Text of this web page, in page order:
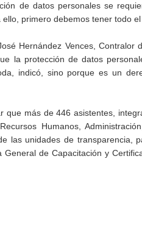
de datos personales se
primero debemos tener todo
Hernández Vences,
la protección de datos
indicó, sino porque es un
que más de 446 asistentes,
Humanos,
las unidades de transparencia,
General de Capacitación y